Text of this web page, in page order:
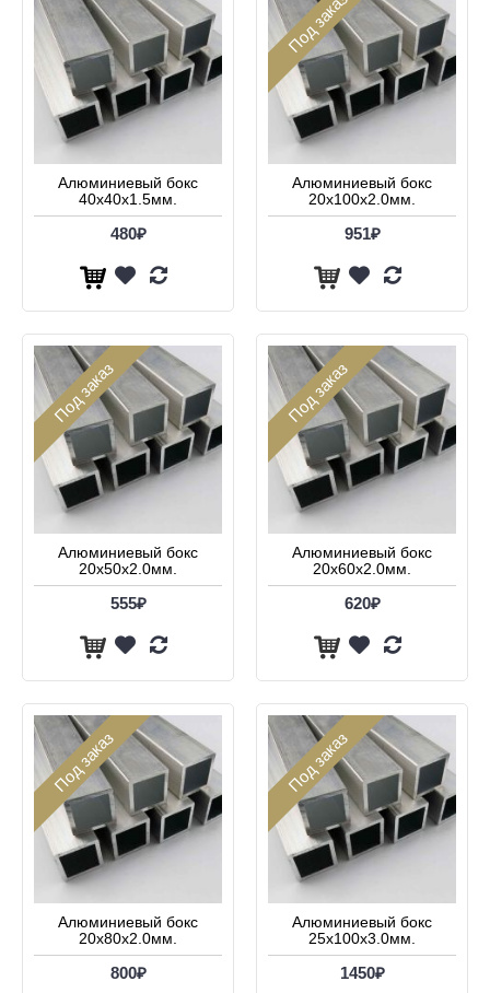
Алюминиевый бокс
40х40х1.5мм.
480₽
Под заказ
Алюминиевый бокс
20х100х2.0мм.
951₽
Под заказ
Алюминиевый бокс
20х50х2.0мм.
555₽
Под заказ
Алюминиевый бокс
20х60х2.0мм.
620₽
Под заказ
Алюминиевый бокс
20х80х2.0мм.
800₽
Под заказ
Алюминиевый бокс
25х100х3.0мм.
1450₽